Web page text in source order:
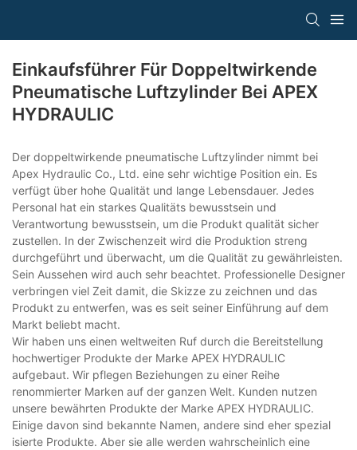
Einkaufsführer Für Doppeltwirkende
Pneumatische Luftzylinder Bei APEX
HYDRAULIC
Der doppeltwirkende pneumatische Luftzylinder nimmt bei
Apex Hydraulic Co., Ltd. eine sehr wichtige Position ein. Es
verfügt über hohe Qualität und lange Lebensdauer. Jedes
Personal hat ein starkes Qualitäts bewusstsein und
Verantwortung bewusstsein, um die Produkt qualität sicher
zustellen. In der Zwischenzeit wird die Produktion streng
durchgeführt und überwacht, um die Qualität zu gewährleisten.
Sein Aussehen wird auch sehr beachtet. Professionelle Designer
verbringen viel Zeit damit, die Skizze zu zeichnen und das
Produkt zu entwerfen, was es seit seiner Einführung auf dem
Markt beliebt macht.
Wir haben uns einen weltweiten Ruf durch die Bereitstellung
hochwertiger Produkte der Marke APEX HYDRAULIC
aufgebaut. Wir pflegen Beziehungen zu einer Reihe
renommierter Marken auf der ganzen Welt. Kunden nutzen
unsere bewährten Produkte der Marke APEX HYDRAULIC.
Einige davon sind bekannte Namen, andere sind eher spezial
isierte Produkte. Aber sie alle werden wahrscheinlich eine